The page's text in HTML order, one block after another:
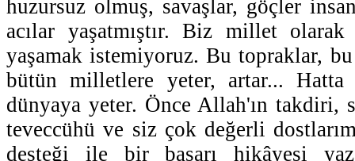
huzursuz olmuş, savaşlar, göçler
acılar yaşatmıştır. Biz millet
yaşamak istemiyoruz. Bu topraklar,
bütün milletlere yeter, artar...
dünyaya yeter. Önce Allah'ın takdiri,
teveccühü ve siz çok değerli
desteği ile bir başarı hikâyesi